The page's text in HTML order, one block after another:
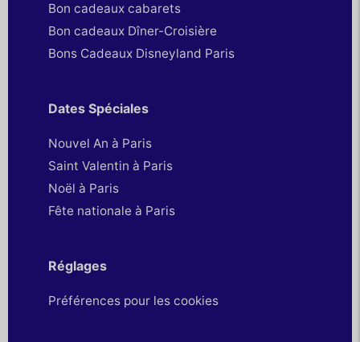
Bon cadeaux cabarets
Bon cadeaux Dîner-Croisière
Bons Cadeaux Disneyland Paris
Dates Spéciales
Nouvel An à Paris
Saint Valentin à Paris
Noël à Paris
Fête nationale à Paris
Réglages
Préférences pour les cookies